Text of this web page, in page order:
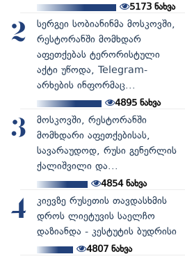
5173 ნახვა
2
სერგეი სობიანინმა მოსკოვში,
რესტორანში მომხდარ
აფეთქებას ტერორისტული
აქტი უწოდა, Telegram-
არხების ინფორმაც...
4895 ნახვა
3
მოსკოვში, რესტორანში
მომხდარი აფეთქებისას,
სავარაუდოდ, რუსი გენერლის
ქალიშვილი და...
4854ნახვა
4
კიევზე რუსეთის თავდასხმის
დროს ლიეტუვის საელჩო
დაზიანდა - კესტუტის ბუდრისი
4807ნახვა